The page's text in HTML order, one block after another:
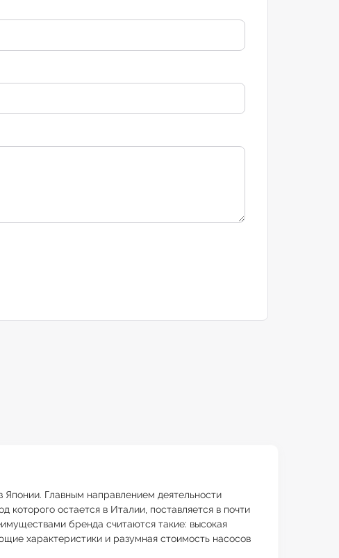
Японии. Главным направлением деятельности
которого остается в Италии, поставляется в почти
бренда считаются такие: высокая
характеристики и разумная стоимость насосов